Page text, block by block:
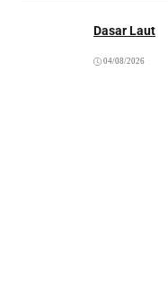
Dasar Laut
04/08/2026